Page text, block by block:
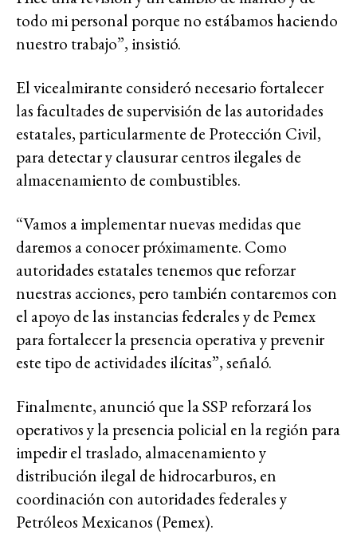
todo mi personal porque no estábamos haciendo
nuestro trabajo”, insistió.
El vicealmirante consideró necesario fortalecer
las facultades de supervisión de las autoridades
estatales, particularmente de Protección Civil,
para detectar y clausurar centros ilegales de
almacenamiento de combustibles.
“Vamos a implementar nuevas medidas que
daremos a conocer próximamente. Como
autoridades estatales tenemos que reforzar
nuestras acciones, pero también contaremos con
el apoyo de las instancias federales y de Pemex
para fortalecer la presencia operativa y prevenir
este tipo de actividades ilícitas”, señaló.
Finalmente, anunció que la SSP reforzará los
operativos y la presencia policial en la región para
impedir el traslado, almacenamiento y
distribución ilegal de hidrocarburos, en
coordinación con autoridades federales y
Petróleos Mexicanos (Pemex).